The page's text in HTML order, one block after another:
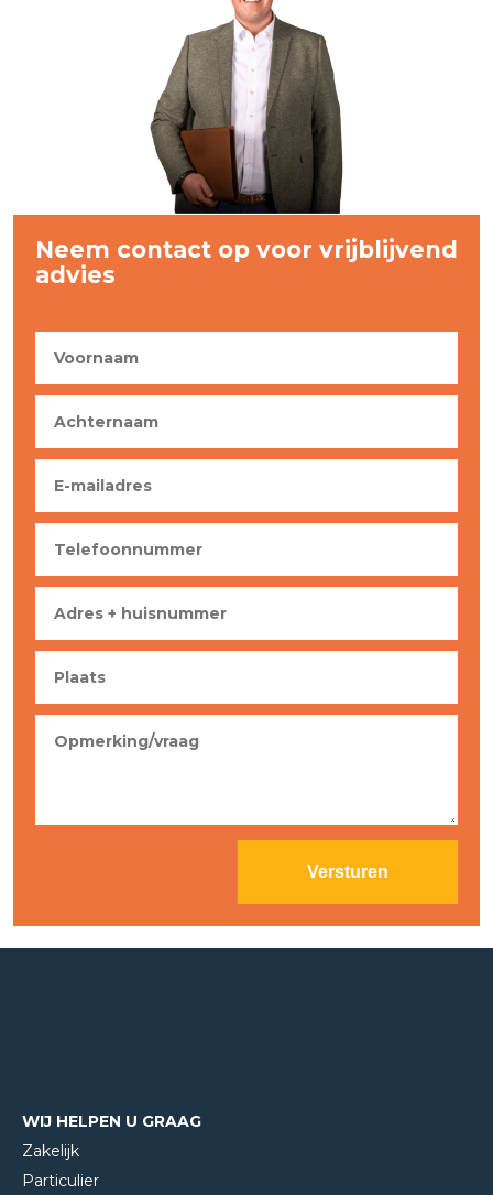
Neem contact op voor vrijblijvend
advies
WIJ HELPEN U GRAAG
Zakelijk
Particulier